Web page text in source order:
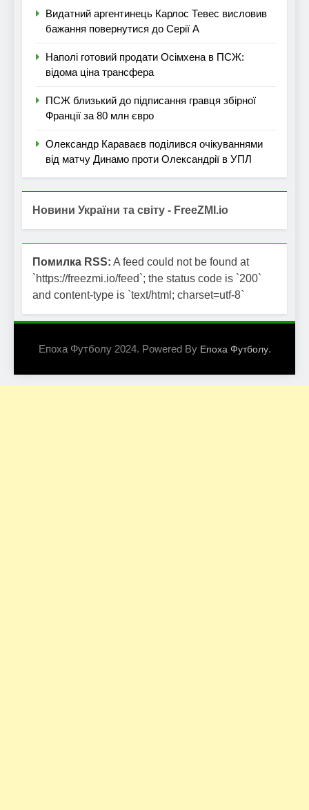
Видатний аргентинець Карлос Тевес висловив
бажання повернутися до Серії А
Наполі готовий продати Осімхена в ПСЖ:
відома ціна трансфера
ПСЖ близький до підписання гравця збірної
Франції за 80 млн євро
Олександр Караваєв поділився очікуваннями
від матчу Динамо проти Олександрії в УПЛ
Новини України та світу - FreeZMI.io
Помилка RSS: A feed could not be found at
`https://freezmi.io/feed`; the status code is `200`
and content-type is `text/html; charset=utf-8`
Епоха Футболу 2024. Powered By Епоха Футболу.